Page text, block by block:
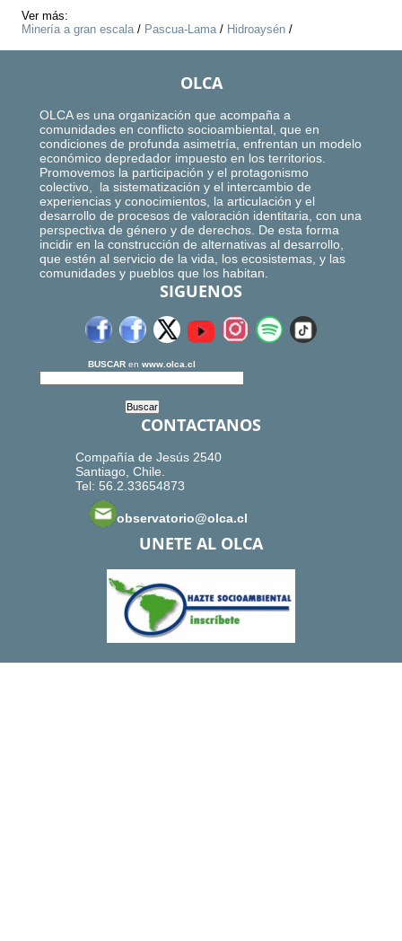
Ver más:
Minería a gran escala/ Pascua-Lama/ Hidroaysén /
OLCA
OLCA es una organización que acompaña a
comunidades en conflicto socioambiental, que en
condiciones de profunda asimetría, enfrentan un modelo
económico depredador impuesto en los territorios.
Promovemos la participación y el protagonismo
colectivo, la sistematización y el intercambio de
experiencias y conocimientos, la articulación y el
desarrollo de procesos de valoración identitaria, con una
perspectiva de género y de derechos. De esta forma
incidir en la construcción de alternativas al desarrollo,
que estén al servicio de la vida, los ecosistemas, y las
comunidades y pueblos que los habitan.
SIGUENOS
BUSCAR en www.olca.cl
CONTACTANOS
Compañía de Jesús 2540
Santiago, Chile.
Tel: 56.2.33654873
observatorio@olca.cl
UNETE AL OLCA